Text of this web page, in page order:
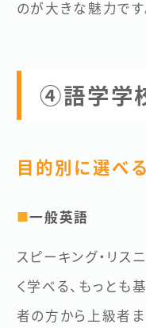
のが大きな魅力です
④語学学
目的別に選べ
■一般英語
スピーキング・リス
く学べる、もっとも
者の方から上級者